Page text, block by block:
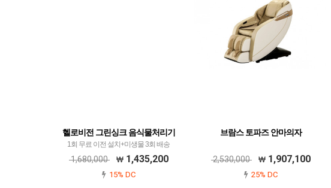
헬로비전 그린싱크 음식물처리기
1회 무료 이전 설치+미생물 3회 배송
1,680,000 1,435,200
15% DC
브람스 토파즈 안마의자
2,530,000 1,907,100
25% DC